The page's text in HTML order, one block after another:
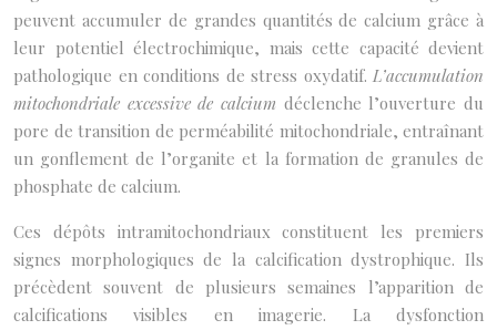
peuvent accumuler de grandes quantités de calcium grâce à
leur potentiel électrochimique, mais cette capacité devient
pathologique en conditions de stress oxydatif. L’accumulation
mitochondriale excessive de calcium déclenche l’ouverture du
pore de transition de perméabilité mitochondriale, entraînant
un gonflement de l’organite et la formation de granules de
phosphate de calcium.
Ces dépôts intramitochondriaux constituent les premiers
signes morphologiques de la calcification dystrophique. Ils
précèdent souvent de plusieurs semaines l’apparition de
calcifications visibles en imagerie. La dysfonction